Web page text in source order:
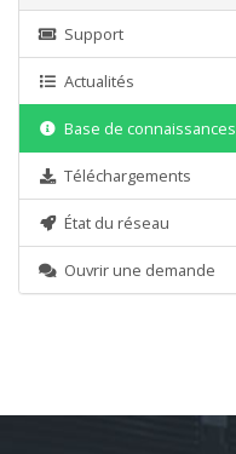
Support
Actualités
Base de connaissances
Téléchargements
État du réseau
Ouvrir une demande